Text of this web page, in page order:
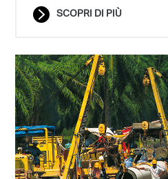
SCOPRI DI PIÙ